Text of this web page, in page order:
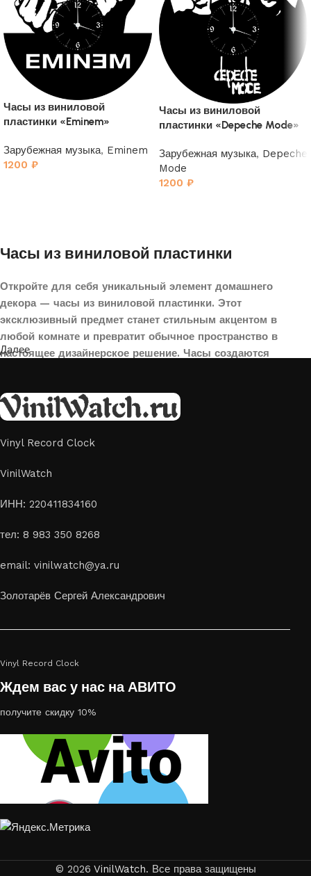
Часы из виниловой
пластинки «Eminem»
Зарубежная музыка, Eminem
1200 ₽
Часы из виниловой
пластинки «Depeche Mode»
Зарубежная музыка, Depeche
Mode
1200 ₽
Часы из виниловой пластинки
Откройте для себя уникальный элемент домашнего
декора — часы из виниловой пластинки. Этот
эксклюзивный предмет станет стильным акцентом в
любой комнате и превратит обычное пространство в
настоящее дизайнерское решение. Часы создаются
аксессуар идеально подойдет для гостиной, спальни,
офиса или даже для оформления кафе, студии или
творческого пространства.
Картины на стекле и дереве
Лазерная гравировка на стекле или дереве, оригинальный
или украсить свой дом
украсить пространство, лазерная гравировка фото по дереву
Далее
Vinyl Record Clock
VinilWatch
ИНН: 220411834160
тел: 8 983 350 8268
email: vinilwatch@ya.ru
Золотарёв Сергей Александрович
Vinyl Record Clock
Ждем вас у нас на АВИТО
получите скидку 10%
© 2026 VinilWatch. Все права защищены